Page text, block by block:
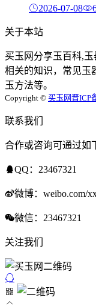
2026-07-08
关于本站
买玉网分享玉百科,
相关的知识，常见玉
玉方法等。
Copyright © 买玉网晋ICP
联系我们
合作或咨询可通过如
QQ：23467321
微博：weibo.com/
微信：23467321
关注我们